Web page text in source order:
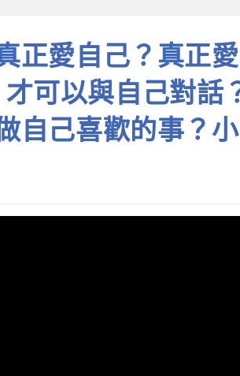
正愛自己？真正
可以與自己對話
自己喜歡的事？